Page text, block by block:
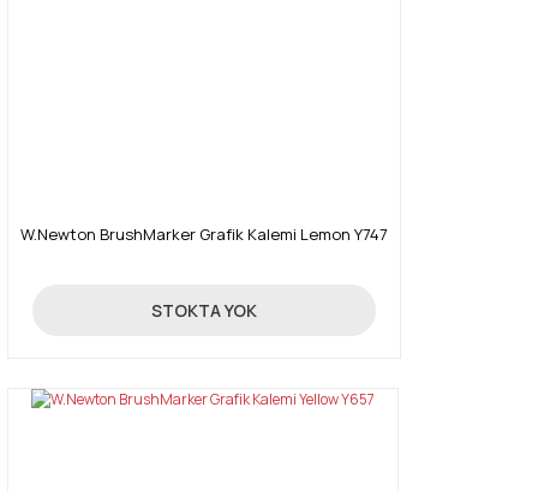
W.Newton BrushMarker Grafik Kalemi Lemon Y747
19,90 TL
STOKTA YOK